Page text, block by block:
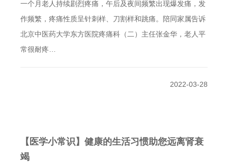
一个月老人持续剧烈疼痛，午后及夜间频繁出现爆发痛，发
作频繁，疼痛性质呈针刺样、刀割样和跳痛。陪同家属告诉
北京中医药大学东方医院疼痛科（二）主任张金华，老人平
常很耐疼…
2022-03-28
【医学小常识】健康的生活习惯助您远离肾衰
竭